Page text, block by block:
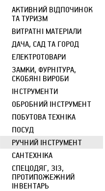
АКТИВНИЙ ВІДПОЧИНОК
ТА ТУРИЗМ
ВИТРАТНІ МАТЕРІАЛИ
ДАЧА, САД ТА ГОРОД
ЕЛЕКТРОТОВАРИ
ЗАМКИ, ФУРНІТУРА,
СКОБЯНІ ВИРОБИ
ІНСТРУМЕНТИ
ОБРОБНИЙ ІНСТРУМЕНТ
ПОБУТОВА ТЕХНІКА
ПОСУД
РУЧНИЙ ІНСТРУМЕНТ
САНТЕХНІКА
СПЕЦОДЯГ, ЗІЗ,
ПРОТИПОЖЕЖНИЙ
ІНВЕНТАРЬ